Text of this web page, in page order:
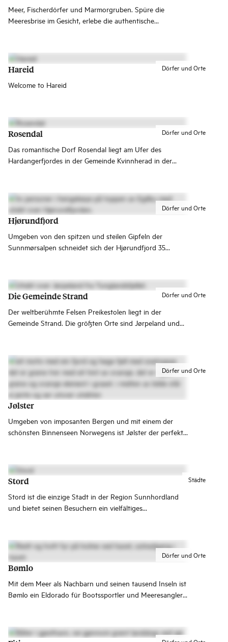
Meer, Fischerdörfer und Marmorgruben. Spüre die
Meeresbrise im Gesicht, erlebe die authentische
Dörfer und Orte
Hareid
Welcome to Hareid
Dörfer und Orte
Rosendal
Das romantische Dorf Rosendal liegt am Ufer des
Hardangerfjordes in der Gemeinde Kvinnherad in der
Rosendal.
Dörfer und Orte
Hjørundfjord
Umgeben von den spitzen und steilen Gipfeln der
Sunnmørsalpen schneidet sich der Hjørundfjord 35
Dörfer und Orte
Die Gemeinde Strand
Der weltberühmte Felsen Preikestolen liegt in der
Gemeinde Strand. Die größten Orte sind Jørpeland und
Dörfer und Orte
Jølster
Umgeben von imposanten Bergen und mit einem der
schönsten Binnenseen Norwegens ist Jølster der perfekte
Städte
Stord
Stord ist die einzige Stadt in der Region Sunnhordland
und bietet seinen Besuchern ein vielfältiges
Dörfer und Orte
Bømlo
Mit dem Meer als Nachbarn und seinen tausend Inseln ist
Bømlo ein Eldorado für Bootssportler und Meeresangler.
Goldgruben von Lykling.